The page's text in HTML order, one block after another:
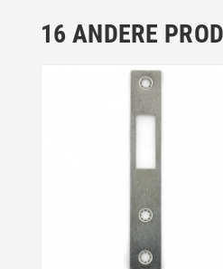
16 ANDERE